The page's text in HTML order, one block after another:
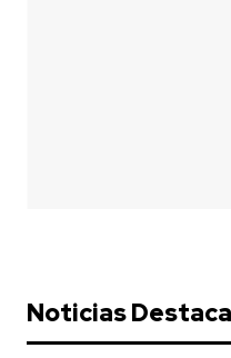
Noticias